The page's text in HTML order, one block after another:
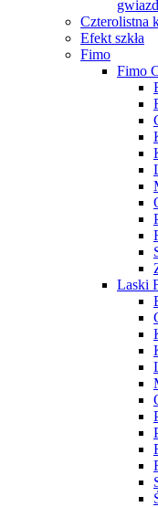
Czterolistna
Efekt szkła
Fimo
Fimo
Laski